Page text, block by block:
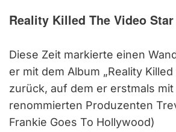
Reality Killed The Video Star
Diese Zeit markierte einen
er mit dem Album „Reality
zurück, auf dem er erstmals mit
renommierten Produzenten
Frankie Goes To Hollywood)